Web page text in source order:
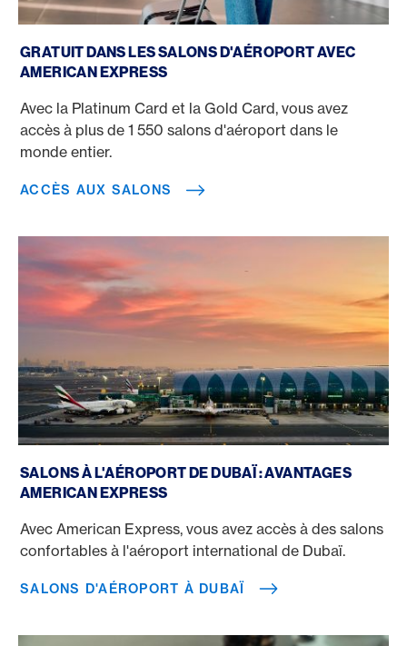
GRATUIT DANS LES SALONS D'AÉROPORT AVEC
AMERICAN EXPRESS
Avec la Platinum Card et la Gold Card, vous avez
accès à plus de 1 550 salons d'aéroport dans le
monde entier.
ACCÈS AUX SALONS
SALONS À L'AÉROPORT DE DUBAÏ : AVANTAGES
AMERICAN EXPRESS
Avec American Express, vous avez accès à des salons
confortables à l'aéroport international de Dubaï.
SALONS D'AÉROPORT À DUBAÏ